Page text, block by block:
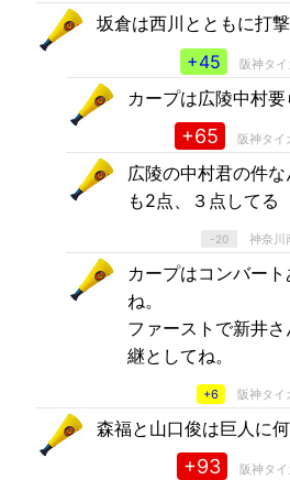
坂倉は西川とともに打
+45
阪神タイ
カープは広陵中村
+65 阪神タイ
広陵の中村君の件
も2点、３点してる
-20 神奈川
カープはコンバー
ね。
ファーストで新井
継としてね。
+6 阪神タイ
森福と山口俊は巨人に
+93 阪神タイ